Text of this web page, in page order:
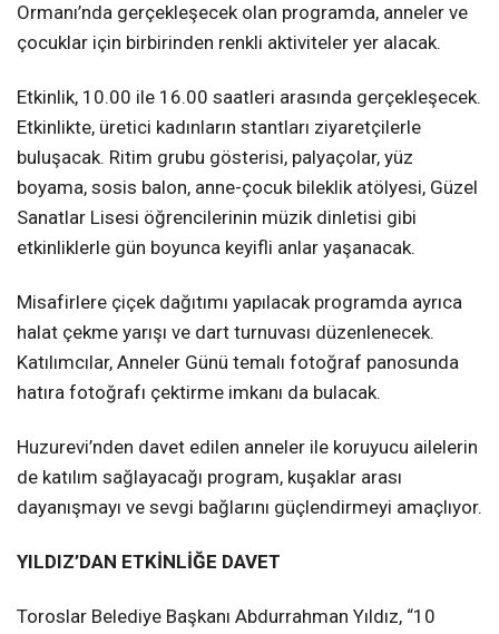
Ormanı’nda gerçekleşecek olan programda, anneler ve
çocuklar için birbirinden renkli aktiviteler yer alacak.
Etkinlik, 10.00 ile 16.00 saatleri arasında gerçekleşecek.
Etkinlikte, üretici kadınların stantları ziyaretçilerle
buluşacak. Ritim grubu gösterisi, palyaçolar, yüz
boyama, sosis balon, anne-çocuk bileklik atölyesi, Güzel
Sanatlar Lisesi öğrencilerinin müzik dinletisi gibi
etkinliklerle gün boyunca keyifli anlar yaşanacak.
Misafirlere çiçek dağıtımı yapılacak programda ayrıca
halat çekme yarışı ve dart turnuvası düzenlenecek.
Katılımcılar, Anneler Günü temalı fotoğraf panosunda
hatıra fotoğrafı çektirme imkanı da bulacak.
Huzurevi’nden davet edilen anneler ile koruyucu ailelerin
de katılım sağlayacağı program, kuşaklar arası
dayanışmayı ve sevgi bağlarını güçlendirmeyi amaçlıyor.
YILDIZ’DAN ETKİNLİĞE DAVET
Toroslar Belediye Başkanı Abdurrahman Yıldız, “10